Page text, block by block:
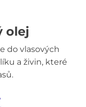
olej
do vlasových
a živin, které